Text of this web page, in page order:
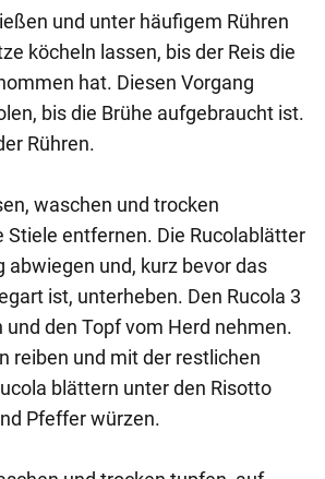
und unter häufigem Rühren
köcheln lassen, bis der Reis die
hat. Diesen Vorgang
bis die Brühe aufgebraucht ist.
Rühren.
waschen und trocken
Stiele entfernen. Die Rucolablätter
abwiegen und, kurz bevor das
ist, unterheben. Den Rucola 3
den Topf vom Herd nehmen.
reiben und mit der restlichen
blättern unter den Risotto
Pfeffer würzen.